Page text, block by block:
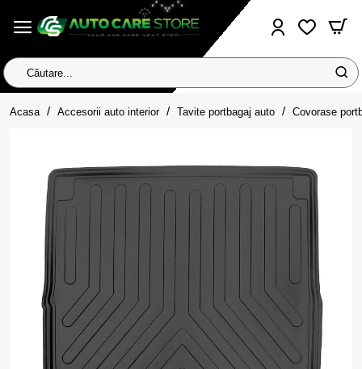
Căutare...
Acasa homeAccesorii auto interior Tavite portbagaj auto Covorase